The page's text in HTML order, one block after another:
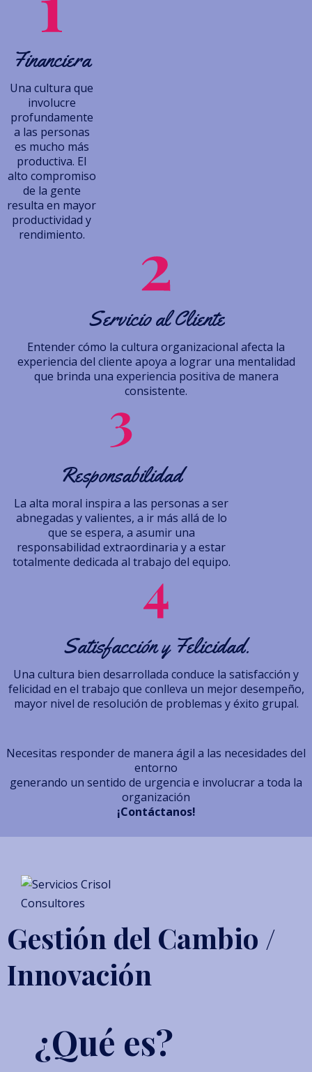
Financiera
Una cultura que
involucre
profundamente
a las personas
es mucho más
productiva. El
alto compromiso
de la gente
resulta en mayor
productividad y
rendimiento.
Servicio al Cliente
Entender cómo la cultura organizacional afecta la
experiencia del cliente apoya a lograr una mentalidad
que brinda una experiencia positiva de manera
consistente.
Responsabilidad
La alta moral inspira a las personas a ser
abnegadas y valientes, a ir más allá de lo
que se espera, a asumir una
responsabilidad extraordinaria y a estar
totalmente dedicada al trabajo del equipo.
Satisfacción y Felicidad.
Una cultura bien desarrollada conduce la satisfacción y
felicidad en el trabajo que conlleva un mejor desempeño,
mayor nivel de resolución de problemas y éxito grupal.
Necesitas responder de manera ágil a las necesidades del
entorno
generando un sentido de urgencia e involucrar a toda la
organización
¡Contáctanos!
Gestión del Cambio /
Innovación
¿Qué es?